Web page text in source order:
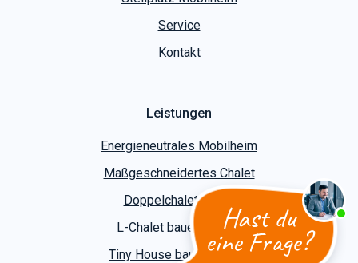
Hast du
eine Frage?
Service
Kontakt
Leistungen
Energieneutrales Mobilheim
Maßgeschneidertes Chalet
Doppelchalet bauen
L-Chalet bauen lassen
Tiny House bauen lassen